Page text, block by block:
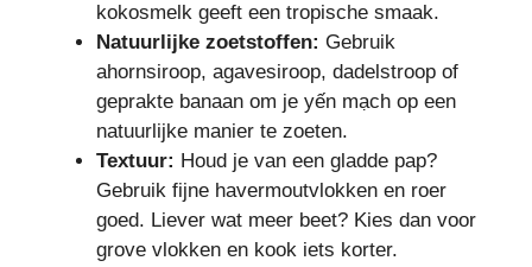
kokosmelk geeft een tropische smaak.
Natuurlijke zoetstoffen: Gebruik
ahornsiroop, agavesiroop, dadelstroop of
geprakte banaan om je yến mạch op een
natuurlijke manier te zoeten.
Textuur: Houd je van een gladde pap?
Gebruik fijne havermoutvlokken en roer
goed. Liever wat meer beet? Kies dan voor
grove vlokken en kook iets korter.